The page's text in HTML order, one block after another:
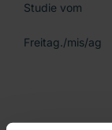
Studie vom
Freitag./mis/ag